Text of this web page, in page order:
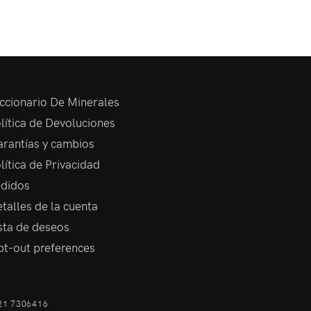
De Minerales
de Devoluciones
y cambios
de Privacidad
de la cuenta
de deseos
out preferences
7306416